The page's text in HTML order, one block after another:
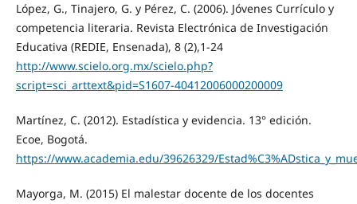
López, G., Tinajero, G. y Pérez, C. (2006). Jóvenes Currículo y
competencia literaria. Revista Electrónica de Investigación
Educativa (REDIE, Ensenada), 8 (2),1-24
http://www.scielo.org.mx/scielo.php?
script=sci_arttext&pid=S1607-40412006000200009
Martínez, C. (2012). Estadística y evidencia. 13° edición.
Ecoe, Bogotá.
https://www.academia.edu/39626329/
Mayorga, M. (2015) El malestar docente de los docentes